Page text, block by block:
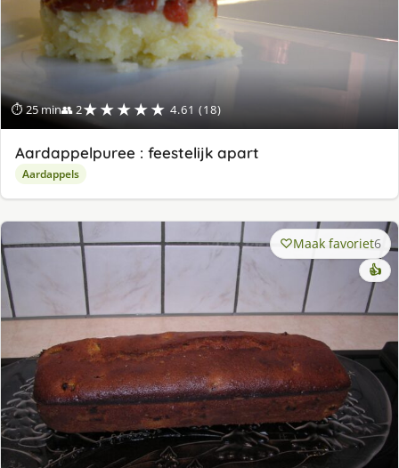
⏱ 25 min👥 2★★★★★ 4.61 (18)
Aardappelpuree : feestelijk apart
Aardappels
Maak favoriet6
👍